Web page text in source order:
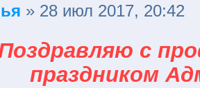
» 28 июл 2017, 20:42
с
праздником